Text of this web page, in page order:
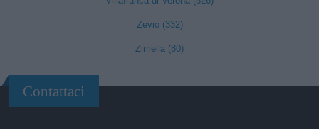
Zevio (332)
Zimella (80)
Contattaci